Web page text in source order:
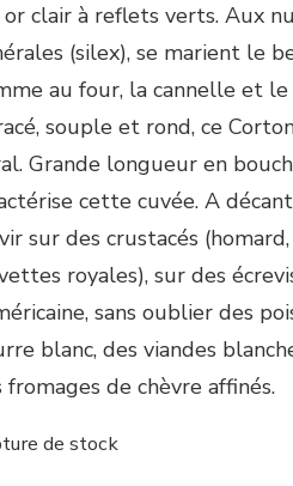
clair à reflets verts. Aux
(silex), se marient le
au four, la cannelle et
souple et rond, ce
Grande longueur en
cette cuvée. A
sur des crustacés
royales), sur des
sans oublier des
blanc, des viandes
fromages de chèvre affinés.
de stock